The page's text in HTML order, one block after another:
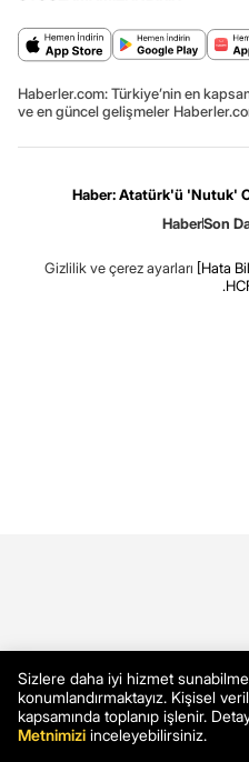
Haberler.com: Türkiye’nin en
ve en güncel gelişmeler
Haber: Atatürk'ü 'Nutuk'
HaberSon
Gizlilik ve çerez ayarları [Hata
Sizlere daha iyi hizmet
konumlandırmaktayız. Kişisel
kapsamında toplanıp işlenir.
Metnimizi inceleyebilirsiniz.